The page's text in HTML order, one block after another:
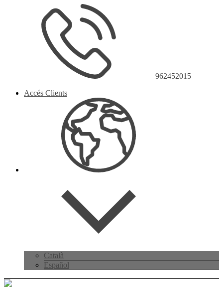
962452015
Accés Clients
Català
Español